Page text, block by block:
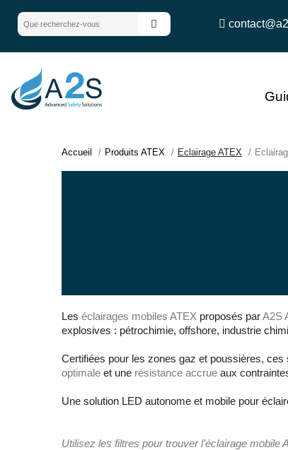
Accueil Produits ATEX Eclairage ATEX
Les éclairages mobiles ATEX proposés parA2S
explosives : pétrochimie, offshore, industrie
Certifiées pour les zones gaz et poussières, ces
optimale et une résistance accrue aux
Une solution LED autonome et mobile pour
Utilisez les filtres pour trouver l’éclairage